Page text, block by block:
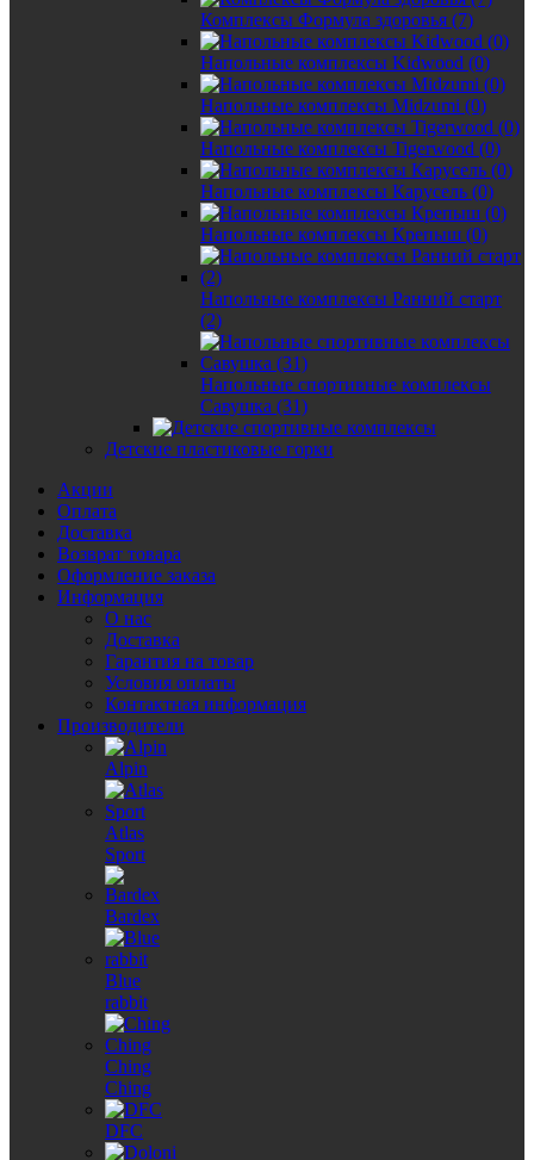
Комплексы Формула здоровья (7)
Напольные комплексы Kidwood (0)
Напольные комплексы Midzumi (0)
Напольные комплексы Tigerwood (0)
Напольные комплексы Карусель (0)
Напольные комплексы Крепыш (0)
Напольные комплексы Ранний старт
(2)
Напольные спортивные комплексы
Савушка (31)
Детские пластиковые горки
Акции
Оплата
Доставка
Возврат товара
Оформление заказа
Информация
О нас
Доставка
Гарантия на товар
Условия оплаты
Контактная информация
Производители
Alpin
Atlas
Sport
Bardex
Blue
rabbit
Ching
Ching
DFC